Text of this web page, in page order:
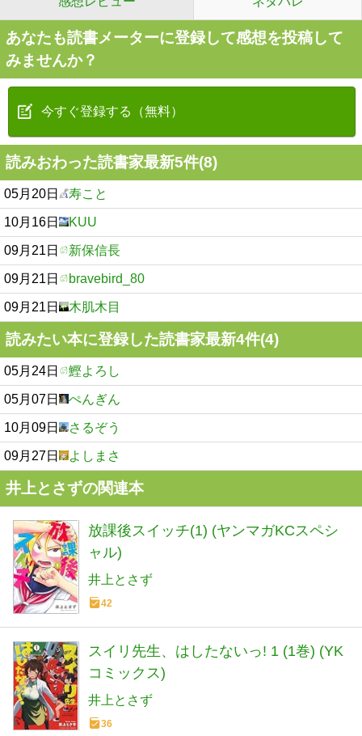
あなたも読書メーターに登録して感想を投稿して
みませんか？
今すぐ登録する（無料）
読みおわった読書家最新5件(8)
05月20日 寿こと
10月16日 KUU
09月21日 新保信長
09月21日 bravebird_80
09月21日 木肌木目
読みたい本に登録した読書家最新4件(4)
05月24日 鰹よろし
05月07日 ぺんぎん
10月09日 さるぞう
09月27日 よしまさ
井上とさずの関連本
放課後スイッチ(1) (ヤンマガKCスペシ
ャル)
井上とさず
42
スイリ先生、はしたないっ! 1 (1巻) (YK
コミックス)
井上とさず
36